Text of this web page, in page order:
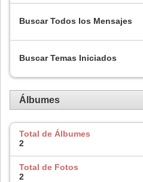
Buscar Todos los Mensajes
Buscar Temas Iniciados
Álbumes
Total de Álbumes
2
Total de Fotos
2